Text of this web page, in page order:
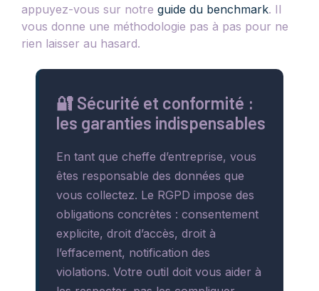
appuyez-vous sur notre guide du benchmark. Il
vous donne une méthodologie pas à pas pour ne
rien laisser au hasard.
🔐 Sécurité et conformité :
les garanties indispensables
En tant que cheffe d’entreprise, vous
êtes responsable des données que
vous collectez. Le RGPD impose des
obligations concrètes : consentement
explicite, droit d’accès, droit à
l’effacement, notification des
violations. Votre outil doit vous aider à